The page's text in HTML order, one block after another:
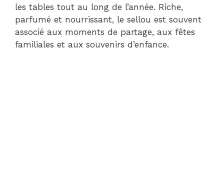
les tables tout au long de l’année. Riche,
parfumé et nourrissant, le sellou est souvent
associé aux moments de partage, aux fêtes
familiales et aux souvenirs d’enfance.